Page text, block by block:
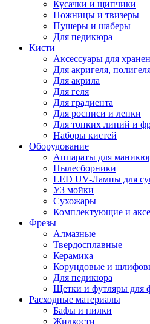
Кусачки и щипчики
Ножницы и твизеры
Пушеры и шаберы
Для педикюра
Кисти
Аксессуары для
Для акригеля,
Для акрила
Для геля
Для градиента
Для росписи и лепки
Для тонких линий и
Наборы кистей
Оборудование
Аппараты для
Пылесборники
LED UV-Лампы для
УЗ мойки
Сухожары
Комплектующие и
Фрезы
Алмазные
Твердосплавные
Керамика
Корундовые и
Для педикюра
Щетки и футляры для
Расходные материалы
Бафы и пилки
Жидкости